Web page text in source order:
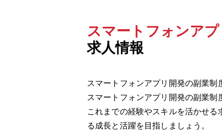
スマートフォンア
求人情報
スマートフォンアプリ開発の副業制
スマートフォンアプリ開発の副業制
これまでの経験やスキルを活かせ
る成長と活躍を目指しましょう。